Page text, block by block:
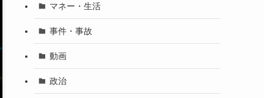
マネー・生活
事件・事故
動画
政治